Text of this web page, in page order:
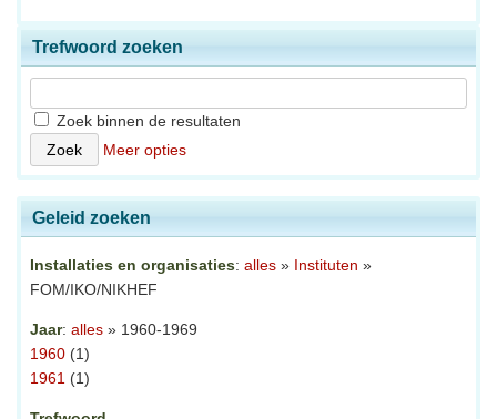
Trefwoord zoeken
Zoek binnen de resultaten
Meer opties
Geleid zoeken
Installaties en organisaties: alles » Instituten »
FOM/IKO/NIKHEF
Jaar: alles » 1960-1969
1960 (1)
1961 (1)